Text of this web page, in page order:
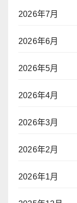
2026年7月
2026年6月
2026年5月
2026年4月
2026年3月
2026年2月
2026年1月